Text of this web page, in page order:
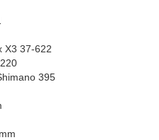
X3 37-622
395